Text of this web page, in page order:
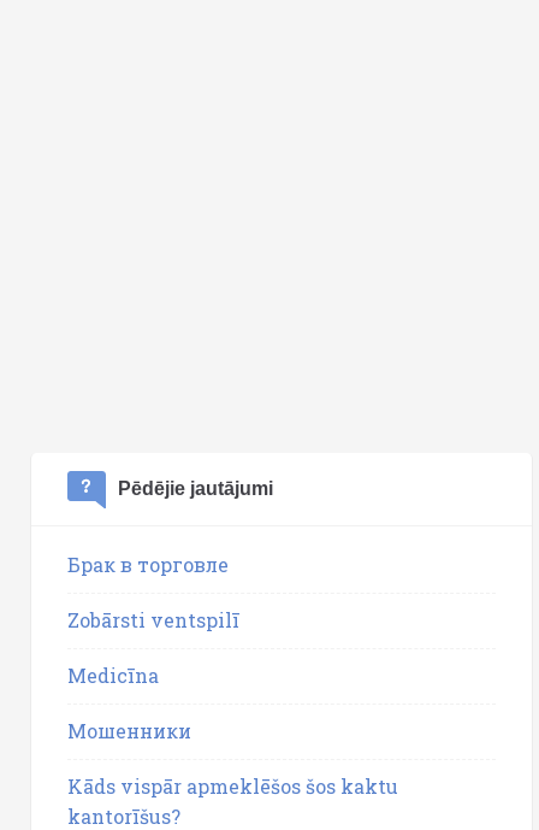
Pēdējie jautājumi
Брак в торговле
Zobārsti ventspilī
Medicīna
Мошенники
Kāds vispār apmeklēšos šos kaktu
kantorīšus?